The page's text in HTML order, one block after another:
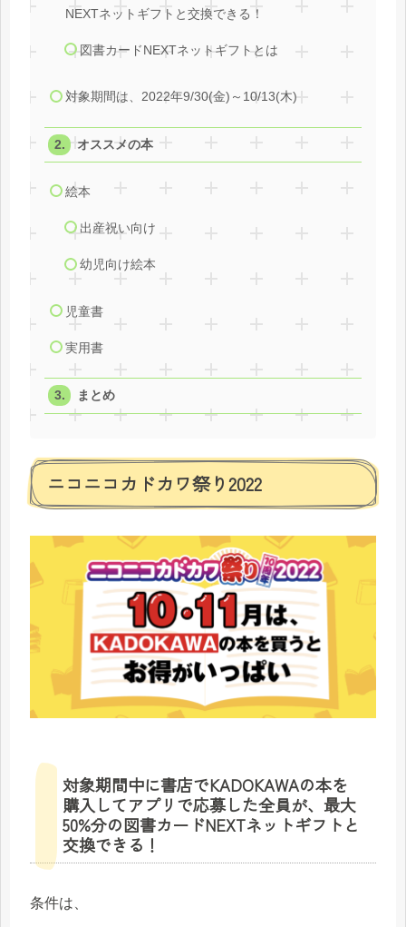
NEXTネットギフトと交換できる！
図書カードNEXTネットギフトとは
対象期間は、2022年9/30(金)～10/13(木)
オススメの本
絵本
出産祝い向け
幼児向け絵本
児童書
実用書
まとめ
ニコニコカドカワ祭り2022
対象期間中に書店でKADOKAWAの本を
購入してアプリで応募した全員が、最大
50%分の図書カードNEXTネットギフトと
交換できる！
条件は、